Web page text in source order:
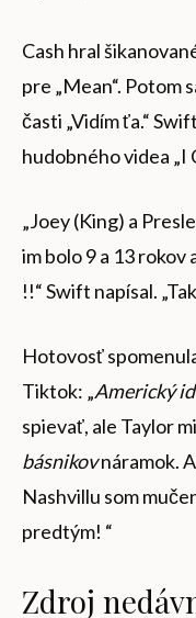
Cash hral
pre „Mean“. Potom
časti „Vidím ťa.“
hudobného videa „I
„Joey (King) a
im bolo 9 a 13 rokov
!!“ Swift napísal.
Hotovosť
Tiktok: „Americký
spievať, ale Taylor
básnikovnáramok.
Nashvillu som
predtým! “
Zdroj